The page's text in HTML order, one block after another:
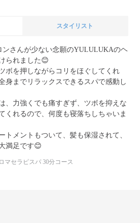
スタイリスト
ンさんが少ない念願のYULULUKAのヘ
られました😊
ボを押しながらコリをほぐしてくれ
身までリラックスできるスパで感動し
、力強くでも痛すぎず、ツボを抑えな
くれるので、何度も寝落ちしちゃいま
トメントもついて、髪も保湿されて、
満足です😊
マセラピスパ 30分コース